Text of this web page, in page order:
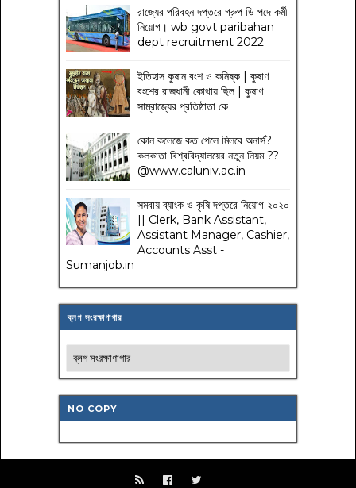
রাজ্যের পরিবহন দপ্তরে গ্রুপ ডি পদে কর্মী
নিয়োগ। wb govt paribahan
dept recruitment 2022
ইতিহাস কুষান বংশ ও কনিষ্ক | কুষাণ
বংশের রাজধানী কোথায় ছিল | কুষাণ
সাম্রাজ্যের প্রতিষ্ঠাতা কে
কোন কলেজে কত পেলে মিলবে অনার্স?
কলকাতা বিশ্ববিদ্যালয়ের নতুন নিয়ম??
@www.caluniv.ac.in
সমবায় ব্যাংক ও কৃষি দপ্তরে নিয়োগ ২০২০
|| Clerk, Bank Assistant,
Assistant Manager, Cashier,
Accounts Asst -
Sumanjob.in
ব্লগ সংরক্ষাণাগার
NO COPY